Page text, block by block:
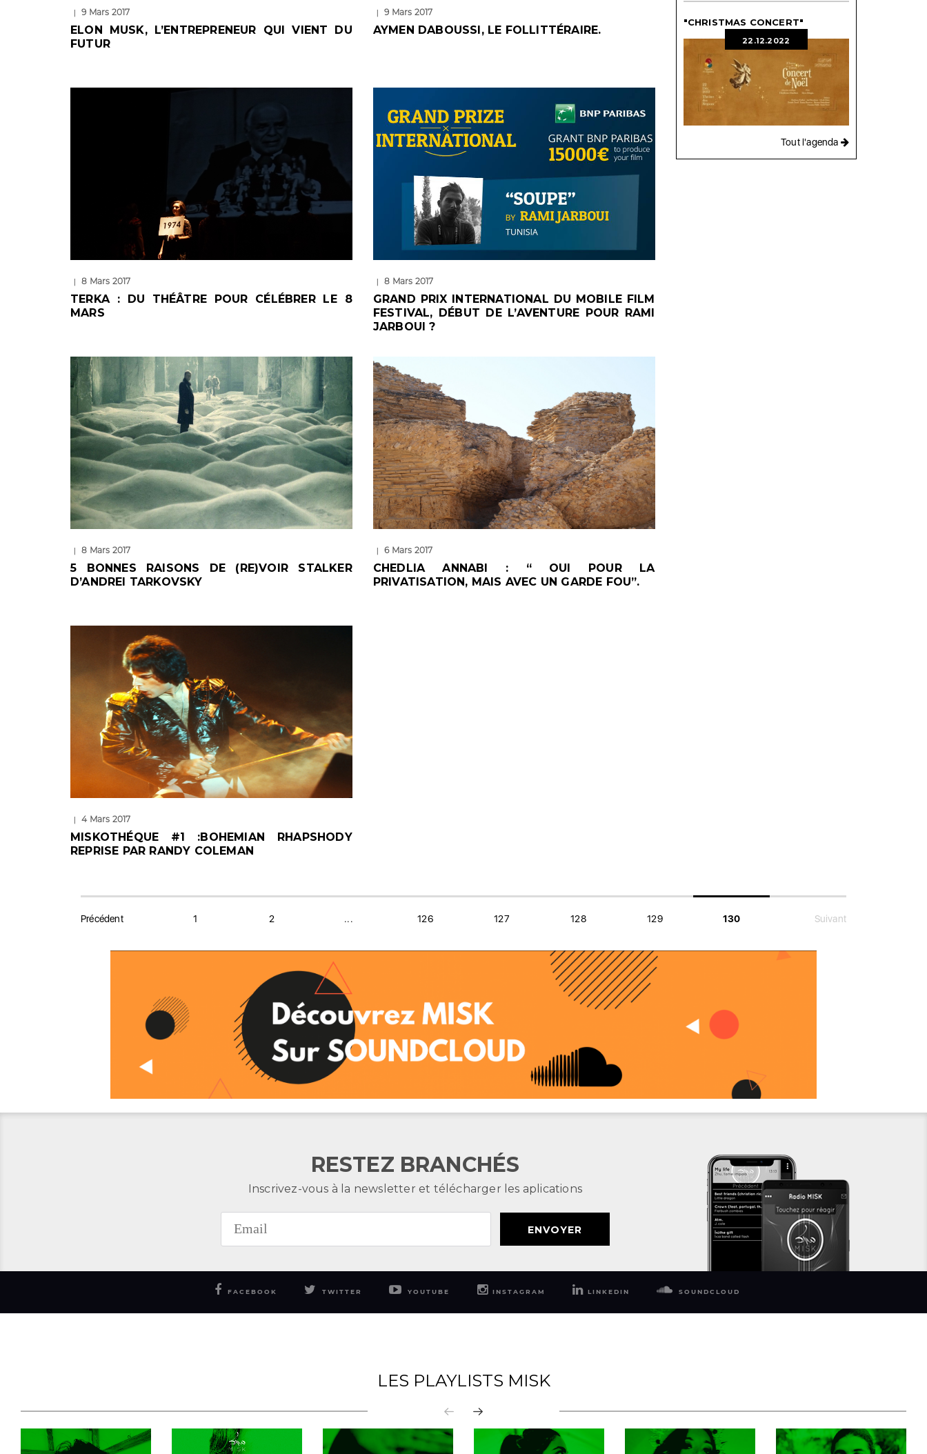
| 9 Mars 2017
ELON MUSK, L’ENTREPRENEUR QUI VIENT DU
FUTUR
| 9 Mars 2017
AYMEN DABOUSSI, LE FOLLITTÉRAIRE.
| 8 Mars 2017
TERKA : DU THÉÂTRE POUR CÉLÉBRER LE 8
MARS
| 8 Mars 2017
GRAND PRIX INTERNATIONAL DU MOBILE FILM
FESTIVAL, DÉBUT DE L’AVENTURE POUR RAMI
JARBOUI ?
| 8 Mars 2017
5 BONNES RAISONS DE (RE)VOIR STALKER
D’ANDREI TARKOVSKY
| 6 Mars 2017
CHEDLIA ANNABI : “ OUI POUR LA
PRIVATISATION, MAIS AVEC UN GARDE FOU”.
| 4 Mars 2017
MISKOTHÉQUE #1 :BOHEMIAN RHAPSHODY
REPRISE PAR RANDY COLEMAN
"CHRISTMAS CONCERT"
22.12.2022
Tout l'agenda
Précédent 1 2 ... 126 127 128 129 130 Suivant
RESTEZ BRANCHÉS
Inscrivez-vous à la newsletter et télécharger les aplications
ENVOYER
FACEBOOK TWITTER YOUTUBE INSTAGRAM LINKEDIN SOUNDCLOUD
LES PLAYLISTS MISK